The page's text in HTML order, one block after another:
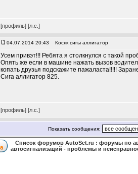
[профиль] [л.с.]
04.07.2014 20:43 Косяк сигы аллигатор
Усем привэт!!! Ребята я столкнулся с такой
Опять же если в машине нажать вызов
копать друзья подскажите пажаласта!!!!!
Сига аллигатор 825.
[профиль] [л.с.]
Показать сообщения:
Список форумов AutoSet.ru : форумы по
автосигнализаций - проблемы и